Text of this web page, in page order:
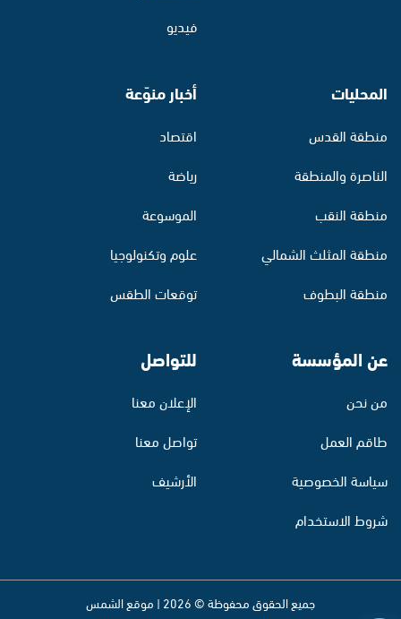
فيديو
المحليات
منطقة القدس
الناصرة والمنطقة
منطقة النقب
منطقة المثلث الشمالي
منطقة البطوف
أخبار منوّعة
اقتصاد
رياضة
الموسوعة
علوم وتكنولوجيا
توقعات الطقس
عن المؤسسة
من نحن
طاقم العمل
سياسة الخصوصية
شروط الاستخدام
للتواصل
الإعلان معنا
تواصل معنا
الأرشيف
جميع الحقوق محفوظة © 2026 | موقع الشمس